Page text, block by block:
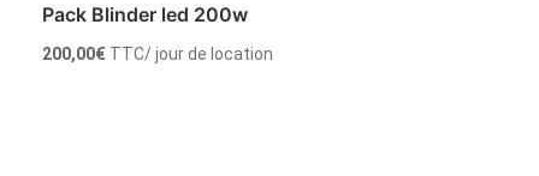
Pack Blinder led 200w
200,00€ TTC/ jour de location